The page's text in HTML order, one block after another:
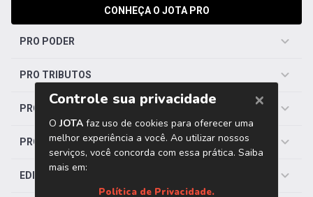
CONHEÇA O JOTA PRO
PRO PODER
PRO TRIBUTOS
PRO TRABALHISTA
PRO SAÚDE
EDITORIAS